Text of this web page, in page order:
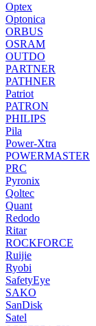
Optex
Optonica
ORBUS
OSRAM
OUTDO
PARTNER
PATHNER
Patriot
PATRON
PHILIPS
Pila
Power-Xtra
POWERMASTER
PRC
Pyronix
Qoltec
Quant
Redodo
Ritar
ROCKFORCE
Ruijie
Ryobi
SafetyEye
SAKO
SanDisk
Satel